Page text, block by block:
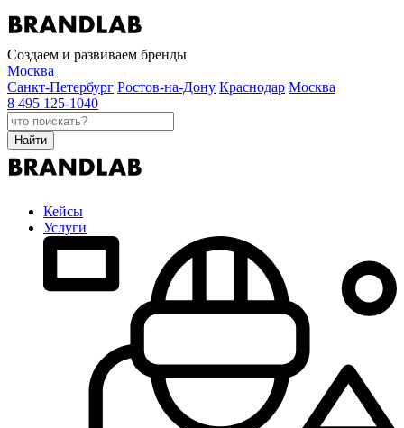
Создаем и развиваем бренды
Москва
Санкт-Петербург Ростов-на-Дону Краснодар Москва
8 495 125-1040
Найти
Кейсы
Услуги